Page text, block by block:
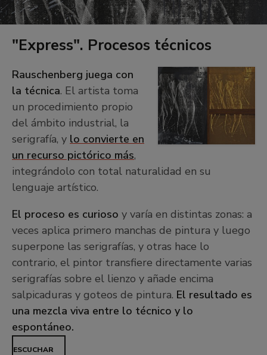
"Express". Procesos técnicos
Detalle
comparativo
de
la
técnica
serigráfica
en
la
obra
de
Robert
Rauschenberg
Rauschenberg juega con
la técnica. El artista toma
un procedimiento propio
del ámbito industrial, la
serigrafía, y lo convierte en
un recurso pictórico más,
integrándolo con total naturalidad en su
lenguaje artístico.
El proceso es curioso y varía en distintas zonas: a
veces aplica primero manchas de pintura y luego
superpone las serigrafías, y otras hace lo
contrario, el pintor transfiere directamente varias
serigrafías sobre el lienzo y añade encima
salpicaduras y goteos de pintura. El resultado es
una mezcla viva entre lo técnico y lo
espontáneo.
ESCUCHAR